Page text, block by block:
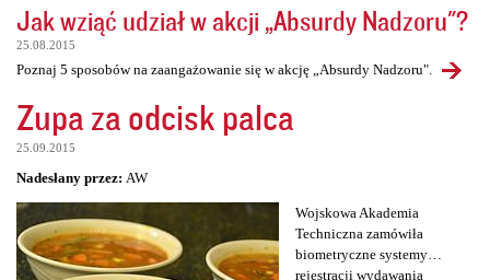
Jak wziąć udział w akcji „Absurdy Nadzoru"?
25.08.2015
Poznaj 5 sposobów na zaangażowanie się w akcję „Absurdy Nadzoru".
Zupa za odcisk palca
25.09.2015
Nadesłany przez: AW
Wojskowa Akademia
Techniczna zamówiła
biometryczne systemy…
rejestracji wydawania